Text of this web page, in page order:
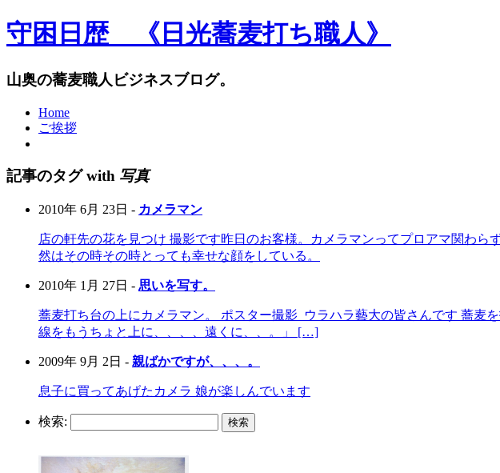
守困日歴 《日光蕎麦打ち職人》
山奥の蕎麦職人ビジネスブログ。
Home
ご挨拶
記事のタグ with 写真
2010年 6月 23日 - カメラマン
店の軒先の花を見つけ 撮影です昨日のお客様。カメラマンってプロアマ関わ
然はその時その時とっても幸せな顔をしている。
2010年 1月 27日 - 思いを写す。
蕎麦打ち台の上にカメラマン。 ポスター撮影 ウラハラ藝大の皆さんです 蕎麦
線をもうちょと上に、、、、遠くに、、。」 […]
2009年 9月 2日 - 親ばかですが、、、。
息子に買ってあげたカメラ 娘が楽しんでいます
検索: